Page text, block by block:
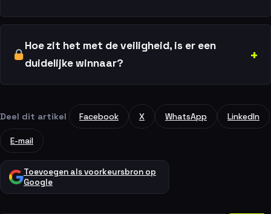
Hoe zit het met de veiligheid, is er een
duidelijke winnaar?
Deel dit artikel Facebook X WhatsApp LinkedIn
E-mail
Toevoegen als voorkeursbron op
Google